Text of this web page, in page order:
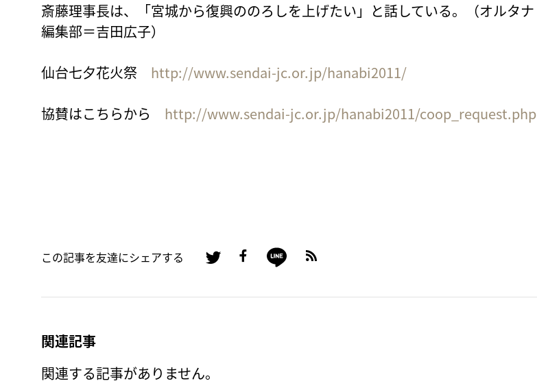
斎藤理事長は、「宮城から復興ののろしを上げたい」と話している。（オルタナ
編集部＝吉田広子）
仙台七夕花火祭 http://www.sendai-jc.or.jp/hanabi2011/
協賛はこちらから http://www.sendai-jc.or.jp/hanabi2011/coop_request.php
この記事を友達にシェアする
関連記事
関連する記事がありません。